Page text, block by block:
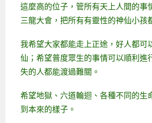
這麼高的位子，管所有天上人間的事
三龍大會，把所有有靈性的神仙小孩
我希望大家都能走上正途，好人都可
仙；希望普度眾生的事情可以順利進
失的人都能渡過難關。
希望地獄、六道輪迴、各種不同的生
到本來的樣子。